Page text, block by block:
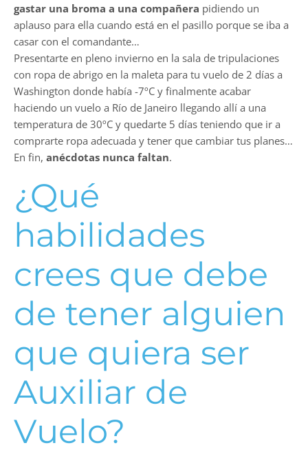
gastar una broma a una compañera pidiendo un
aplauso para ella cuando está en el pasillo porque se iba a
casar con el comandante…
Presentarte en pleno invierno en la sala de tripulaciones
con ropa de abrigo en la maleta para tu vuelo de 2 días a
Washington donde había -7ºC y finalmente acabar
haciendo un vuelo a Río de Janeiro llegando allí a una
temperatura de 30ºC y quedarte 5 días teniendo que ir a
comprarte ropa adecuada y tener que cambiar tus planes…
En fin, anécdotas nunca faltan.
¿Qué
habilidades
crees que debe
de tener alguien
que quiera ser
Auxiliar de
Vuelo?